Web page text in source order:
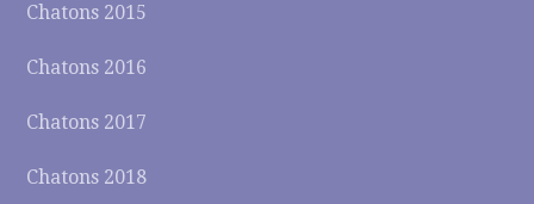
Chatons 2015
Chatons 2016
Chatons 2017
Chatons 2018